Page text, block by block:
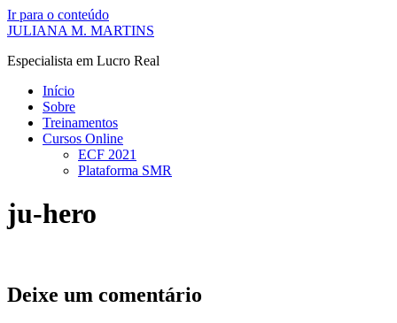
Ir para o conteúdo
JULIANA M. MARTINS
Especialista em Lucro Real
Início
Sobre
Treinamentos
Cursos Online
ECF 2021
Plataforma SMR
ju-hero
Deixe um comentário